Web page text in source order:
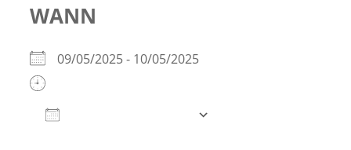
WANN
09/05/2025 - 10/05/2025